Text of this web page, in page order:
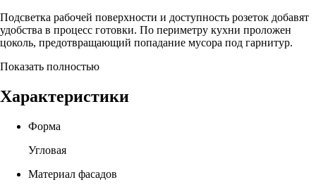
Подсветка рабочей поверхности и доступность розеток добавят
удобства в процесс готовки. По периметру кухни проложен
цоколь, предотвращающий попадание мусора под гарнитур.
Показать полностью
Характеристики
Форма
Угловая
Материал фасадов